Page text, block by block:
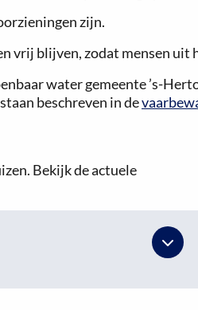
zijn.
vrij blijven, zodat mensen uit
water gemeente ’s-
beschreven in de
Bekijk de actuele